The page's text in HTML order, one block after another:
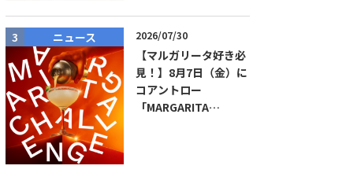
ニュース 2026/07/30
【マルガリータ好き必
見！】8月7日（金）に
コアントロー
「MARGARITA